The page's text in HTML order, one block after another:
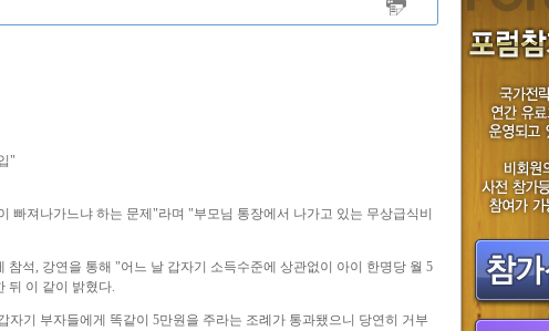
"
빠져나가느냐 하는 문제"라며 "부모님 통장에서 나가고 있는 무상급식비
석, 강연을 통해 "어느 날 갑자기 소득수준에 상관없이 아이 한명당 월 5
뒤 이 같이 밝혔다.
기 부자들에게 똑같이 5만원을 주라는 조례가 통과됐으니 당연히 거부